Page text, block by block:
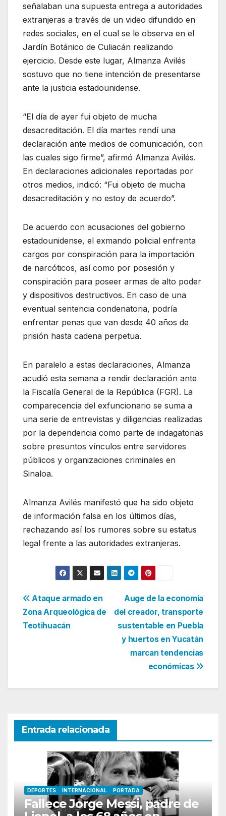
señalaban una supuesta entrega a autoridades
extranjeras a través de un video difundido en
redes sociales, en el cual se le observa en el
Jardín Botánico de Culiacán realizando
ejercicio. Desde este lugar, Almanza Avilés
sostuvo que no tiene intención de presentarse
ante la justicia estadounidense.
“El día de ayer fui objeto de mucha
desacreditación. El día martes rendí una
declaración ante medios de comunicación, con
las cuales sigo firme”, afirmó Almanza Avilés.
En declaraciones adicionales reportadas por
otros medios, indicó: “Fui objeto de mucha
desacreditación y no estoy de acuerdo”.
De acuerdo con acusaciones del gobierno
estadounidense, el exmando policial enfrenta
cargos por conspiración para la importación
de narcóticos, así como por posesión y
conspiración para poseer armas de alto poder
y dispositivos destructivos. En caso de una
eventual sentencia condenatoria, podría
enfrentar penas que van desde 40 años de
prisión hasta cadena perpetua.
En paralelo a estas declaraciones, Almanza
acudió esta semana a rendir declaración ante
la Fiscalía General de la República (FGR). La
comparecencia del exfuncionario se suma a
una serie de entrevistas y diligencias realizadas
por la dependencia como parte de indagatorias
sobre presuntos vínculos entre servidores
públicos y organizaciones criminales en
Sinaloa.
Almanza Avilés manifestó que ha sido objeto
de información falsa en los últimos días,
rechazando así los rumores sobre su estatus
legal frente a las autoridades extranjeras.
Navegación
de
Auge de la economía
del creador, transporte
sustentable en Puebla
y huertos en Yucatán
marcan tendencias
económicas
Ataque armado en
Zona Arqueológica de
Teotihuacán
Entrada relacionada
DEPORTES INTERNACIONAL PORTADA
Fallece Jorge Messi, padre de